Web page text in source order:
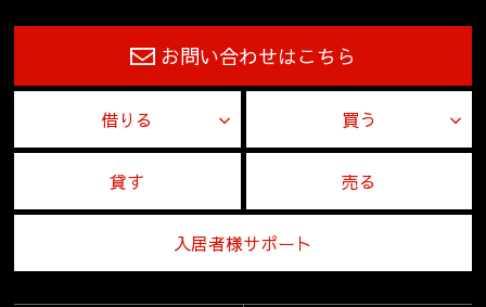
お問い合わせはこちら
借りる 買う
貸す 売る
入居者様サポート